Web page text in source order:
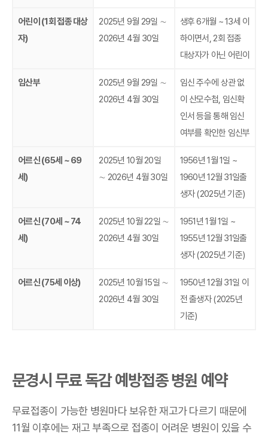
어린이 (1회 접종 대상
자)
2025년 9월 29일 ∼
2026년 4월 30일
생후 6개월 ~ 13세 이
하이면서, 2회 접종
대상자가 아닌 어린이
임산부
2025년 9월 29일 ∼
2026년 4월 30일
임신 주수에 상관 없
이 산모수첩, 임신확
인서 등을 통해 임신
여부를 확인한 임신부
어르신 (65세 ~ 69
세)
2025년 10월 20일
∼ 2026년 4월 30일
1956년 1월 1일 ~
1960년 12월 31일출
생자 (2025년 기준)
어르신 (70세 ~ 74
세)
2025년 10월 22일 ∼
2026년 4월 30일
1951년 1월 1일 ~
1955년 12월 31일출
생자 (2025년 기준)
어르신 (75세 이상)
2025년 10월 15일 ∼
2026년 4월 30일
1950년 12월 31일 이
전 출생자 (2025년
기준)
문경시 무료 독감 예방접종 병원 예약
무료접종이 가능한 병원마다 보유한 재고가 다르기 때문에
11월 이후에는 재고 부족으로 접종이 어려운 병원이 있을 수